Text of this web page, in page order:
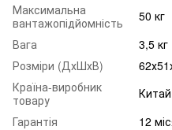
Максимальна
вантажопідйомність
50 кг
Вага
3,5 кг
Розміри (ДхШхВ)
Країна-виробник
товару
Китай
Гарантія
12